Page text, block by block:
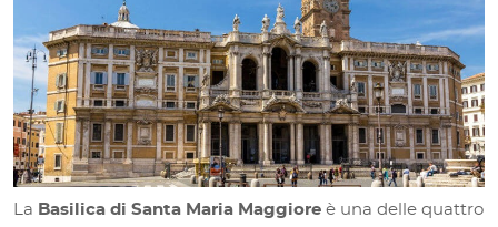
La Basilica di Santa Maria Maggiore è una delle quattro